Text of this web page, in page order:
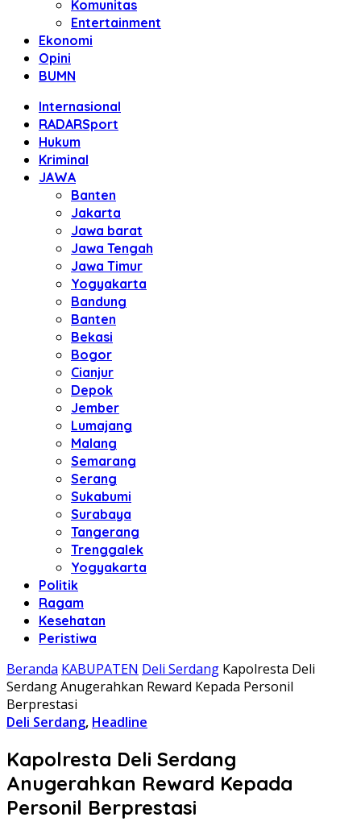
Komunitas
Entertainment
Ekonomi
Opini
BUMN
Internasional
RADARSport
Hukum
Kriminal
JAWA
Banten
Jakarta
Jawa barat
Jawa Tengah
Jawa Timur
Yogyakarta
Bandung
Banten
Bekasi
Bogor
Cianjur
Depok
Jember
Lumajang
Malang
Semarang
Serang
Sukabumi
Surabaya
Tangerang
Trenggalek
Yogyakarta
Politik
Ragam
Kesehatan
Peristiwa
Beranda KABUPATEN Deli Serdang Kapolresta Deli
Serdang Anugerahkan Reward Kepada Personil
Berprestasi
Deli Serdang, Headline
Kapolresta Deli Serdang
Anugerahkan Reward Kepada
Personil Berprestasi